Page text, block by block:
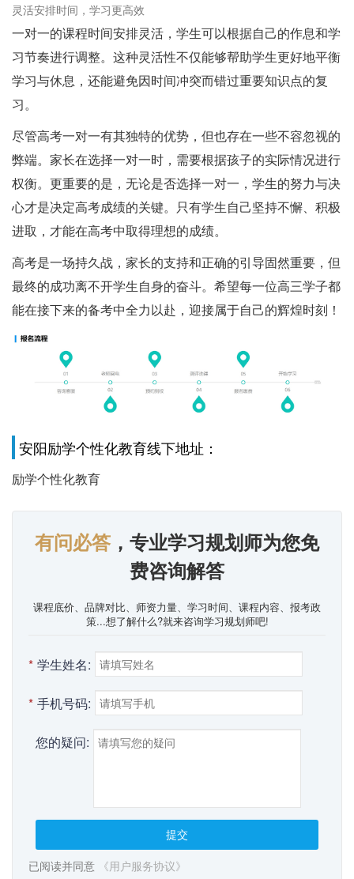
灵活安排时间，学习更高效
一对一的课程时间安排灵活，学生可以根据自己的作息和学
习节奏进行调整。这种灵活性不仅能够帮助学生更好地平衡
学习与休息，还能避免因时间冲突而错过重要知识点的复
习。
尽管高考一对一有其独特的优势，但也存在一些不容忽视的
弊端。家长在选择一对一时，需要根据孩子的实际情况进行
权衡。更重要的是，无论是否选择一对一，学生的努力与决
心才是决定高考成绩的关键。只有学生自己坚持不懈、积极
进取，才能在高考中取得理想的成绩。
高考是一场持久战，家长的支持和正确的引导固然重要，但
最终的成功离不开学生自身的奋斗。希望每一位高三学子都
能在接下来的备考中全力以赴，迎接属于自己的辉煌时刻！
安阳励学个性化教育线下地址：
励学个性化教育
有问必答，专业学习规划师为您免
费咨询解答
课程底价、品牌对比、师资力量、学习时间、课程内容、报考政
策...想了解什么?就来咨询学习规划师吧!
* 学生姓名:
* 手机号码:
您的疑问:
提交
已阅读并同意 《用户服务协议》